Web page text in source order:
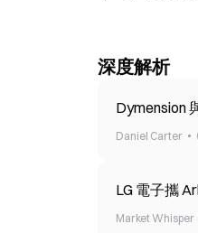
深度解析
Dymension
Daniel Carter
LG 電子攜
Market Whisper